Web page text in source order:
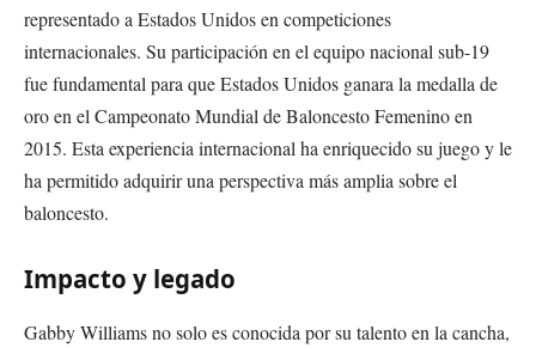
representado a Estados Unidos en competiciones
internacionales. Su participación en el equipo nacional sub-19
fue fundamental para que Estados Unidos ganara la medalla de
oro en el Campeonato Mundial de Baloncesto Femenino en
2015. Esta experiencia internacional ha enriquecido su juego y le
ha permitido adquirir una perspectiva más amplia sobre el
baloncesto.
Impacto y legado
Gabby Williams no solo es conocida por su talento en la cancha,